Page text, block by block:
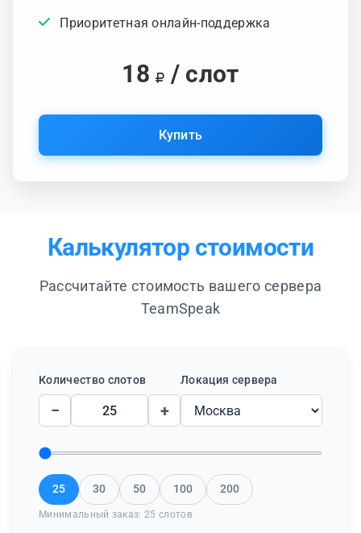
Приоритетная онлайн-поддержка
18 / слот
Купить
Калькулятор стоимости
Рассчитайте стоимость вашего сервера
TeamSpeak
Количество слотов
− +
Локация сервера
25 30 50 100 200
Минимальный заказ: 25 слотов